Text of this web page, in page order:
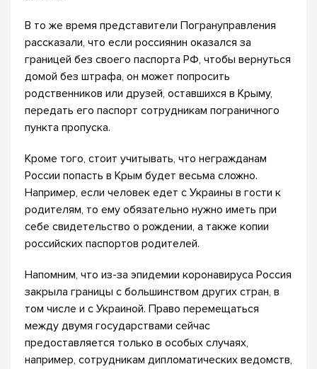
В то же время представители Погрануправления
рассказали, что если россиянин оказался за
границей без своего паспорта РФ, чтобы вернуться
домой без штрафа, он может попросить
родственников или друзей, оставшихся в Крыму,
передать его паспорт сотрудникам пограничного
пункта пропуска.
Кроме того, стоит учитывать, что негражданам
России попасть в Крым будет весьма сложно.
Например, если человек едет с Украины в гости к
родителям, то ему обязательно нужно иметь при
себе свидетельство о рождении, а также копии
российских паспортов родителей.
Напомним, что из-за эпидемии коронавируса Россия
закрыла границы с большинством других стран, в
том числе и с Украиной. Право перемещаться
между двумя государствами сейчас
предоставляется только в особых случаях,
например, сотрудникам дипломатических ведомств,